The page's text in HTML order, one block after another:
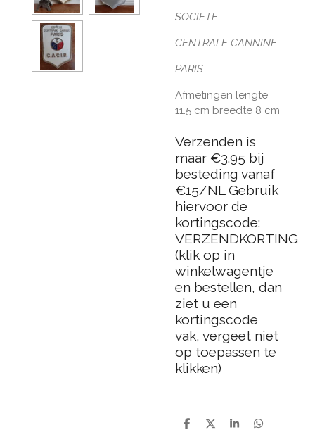
SOCIETE
CENTRALE CANNINE
PARIS
Afmetingen lengte
11.5 cm breedte 8 cm
Verzenden is
maar €3.95 bij
besteding vanaf
€15/NL Gebruik
hiervoor de
kortingscode:
VERZENDKORTING
(klik op in
winkelwagentje
en bestellen, dan
ziet u een
kortingscode
vak, vergeet niet
op toepassen te
klikken)
D
D
S
D